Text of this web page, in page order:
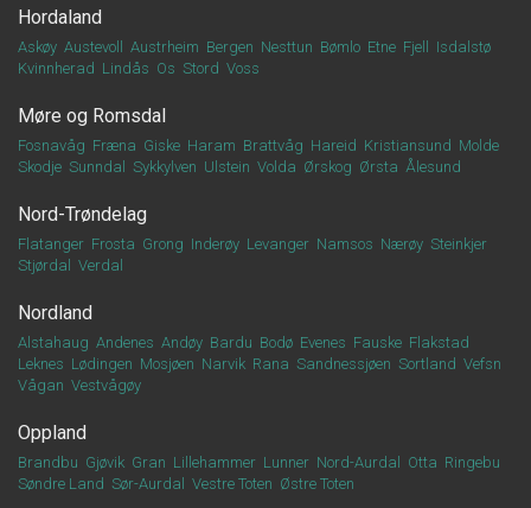
Hordaland
Askøy Austevoll Austrheim Bergen Nesttun Bømlo Etne Fjell
Isdalstø
Kvinnherad Lindås Os Stord Voss
Møre og Romsdal
Fosnavåg Fræna Giske Haram Brattvåg Hareid Kristiansund Molde
Skodje Sunndal Sykkylven Ulstein Volda Ørskog Ørsta Ålesund
Nord-Trøndelag
Flatanger Frosta Grong Inderøy Levanger Namsos Nærøy Steinkjer
Stjørdal
Verdal
Nordland
Alstahaug Andenes Andøy Bardu Bodø Evenes Fauske Flakstad
Leknes Lødingen Mosjøen Narvik Rana Sandnessjøen Sortland Vefsn
Vågan Vestvågøy
Oppland
Brandbu Gjøvik Gran Lillehammer Lunner Nord-Aurdal Otta Ringebu
Søndre Land Sør-Aurdal Vestre Toten Østre Toten